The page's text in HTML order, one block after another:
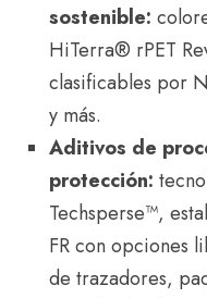
sostenible:
HiTerra® rPET
clasificables por
y más.
Aditivos de
protección:
Techsperse™,
FR con opciones
de trazadores,